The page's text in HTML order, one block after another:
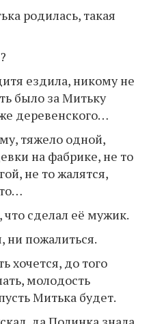
родилась, такая
ездила, никому не
было за Митьку
деревенского…
тяжело одной,
на фабрике, не то
не то жалятся,
сделал её мужик.
ни пожалиться.
хочется, до того
молодость
Митька будет.